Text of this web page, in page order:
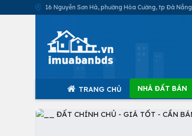
16 Nguyễn Sơn Hà, phường Hòa Cường, tp Đà Nẵng
TRANG CHỦ NHÀ ĐẤT BÁN